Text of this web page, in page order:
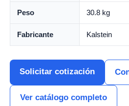
Peso 30.8 kg
Fabricante Kalstein
Solicitar cotización
Ver catálogo completo